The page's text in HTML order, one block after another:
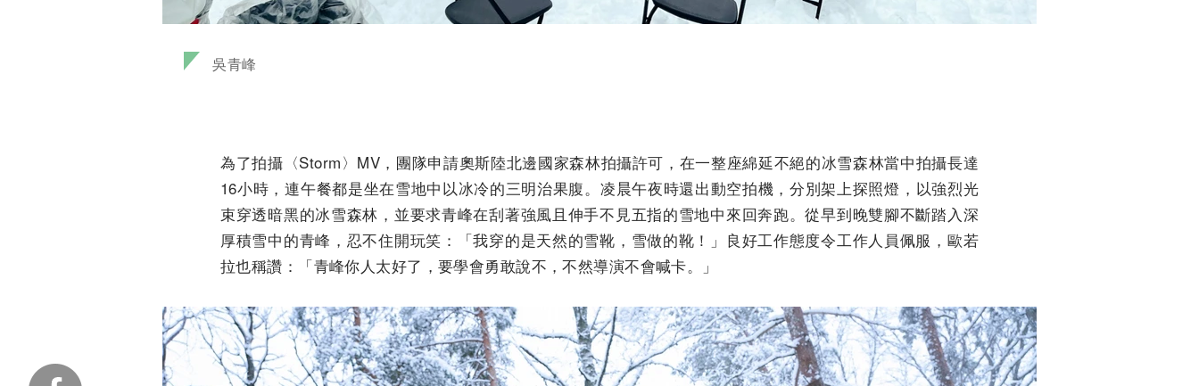
吳青峰
為了拍攝〈Storm〉MV，團隊申請奧斯陸北邊國家森林拍攝許可，在一整座綿延不絕的冰雪森林當中拍攝長達
16小時，連午餐都是坐在雪地中以冰冷的三明治果腹。凌晨午夜時還出動空拍機，分別架上探照燈，以強烈光
束穿透暗黑的冰雪森林，並要求青峰在刮著強風且伸手不見五指的雪地中來回奔跑。從早到晚雙腳不斷踏入深
厚積雪中的青峰，忍不住開玩笑：「我穿的是天然的雪靴，雪做的靴！」良好工作態度令工作人員佩服，歐若
拉也稱讚：「青峰你人太好了，要學會勇敢說不，不然導演不會喊卡。」